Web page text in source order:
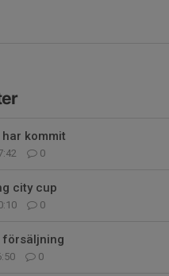
kommit
0
city cup
0
försäljning
0